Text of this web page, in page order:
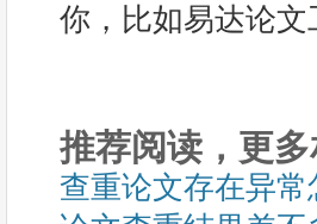
你，比如易达论
推荐阅读，更多
查重论文存在异常